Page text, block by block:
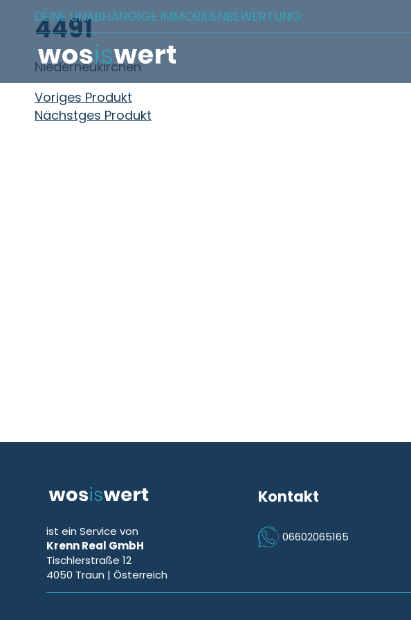
Zum Inhalt springen
DEINE UNABHÄNGIGE IMMOBILIENBEWERTUNG
4491
Niederneukirchen
Beitragsnavigation
Voriges Produkt
Nächstges Produkt
ist ein Service von
Krenn Real GmbH
Tischlerstraße 12
4050 Traun | Österreich
Kontakt
Icon Phone
06602065165